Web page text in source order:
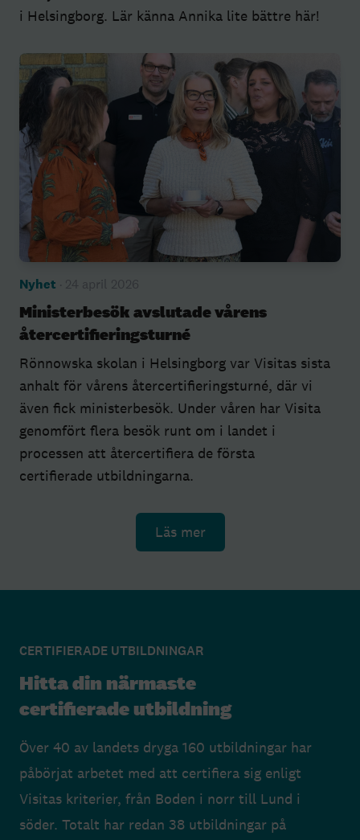
i Helsingborg. Lär känna Annika lite bättre här!
Nyhet · 24 april 2026
Ministerbesök avslutade vårens
återcertifieringsturné
Rönnowska skolan i Helsingborg var Visitas sista
anhalt för vårens återcertifieringsturné, där vi
även fick ministerbesök. Under våren har Visita
genomfört flera besök runt om i landet i
processen att återcertifiera de första
certifierade utbildningarna.
Läs mer
CERTIFIERADE UTBILDNINGAR
Hitta din närmaste
certifierade utbildning
Över 40 av landets dryga 160 utbildningar har
påbörjat arbetet med att certifiera sig enligt
Visitas kriterier, från Boden i norr till Lund i
söder. Totalt har redan 38 utbildningar på